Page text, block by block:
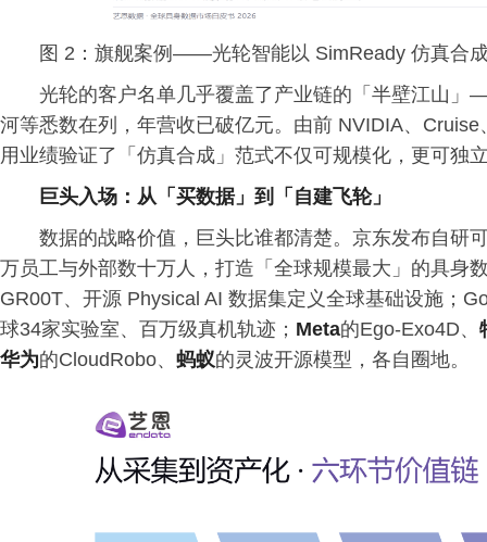
图 2：旗舰案例——光轮智能以 SimReady 仿真合
光轮的客户名单几乎覆盖了产业链的「半壁江山
河等悉数在列，年营收已破亿元。由前 NVIDIA、
用业绩验证了「仿真合成」范式不仅可规模化，更可独
巨头入场：从「买数据」到「自建飞轮」
数据的战略价值，巨头比谁都清楚。京东发布自研
万员工与外部数十万人，打造「全球规模最大」的具身
GR00T、开源 Physical AI 数据集定义全球基础设施；
球34家实验室、百万级真机轨迹； Meta的Ego-Exo4D、
华为的CloudRobo、 蚂蚁的灵波开源模型，各自圈地。